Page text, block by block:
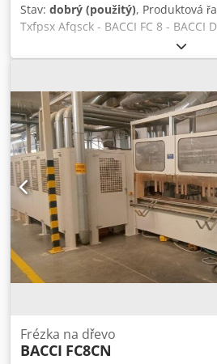
Stav: dobrý (použitý), Produktová
Txfpsx Afqsck - BACCI FC 8 - BACCI
KUKA BACCI FC 8 Automatický
brousicí stroj provádí frézovací a
komponentech židlí, stolů, křesel,
a rámů s nejlepší povrchovou
výkonem. Maximální pracovní
pracovní výška: 180 mm Maximální
Maximální pracovní šířka se
Maximální rychlost pracovního
rychlost návratu stolu: 50-100 m/min
DOUBLE-JET je dvojité obráběcí
interpolovanými osami CN,
zásobníkového dopravníku pro
vkládání/vykládání dílů.
Frézka na dřevo
BACCI FC8CN